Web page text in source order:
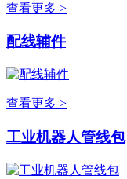
查看更多 >
配线辅件
查看更多 >
工业机器人管线包